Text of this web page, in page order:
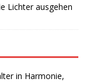
Lichter ausgehen
in Harmonie,